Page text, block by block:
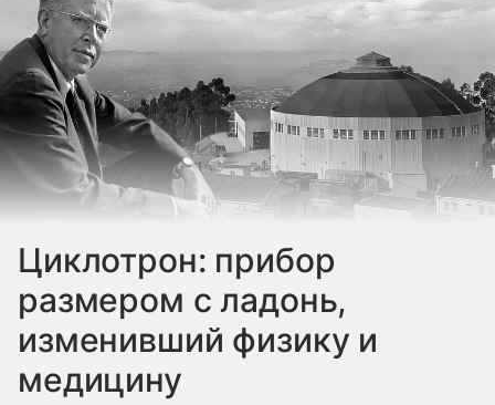
Циклотрон: прибор
размером с ладонь,
изменивший физику и
медицину